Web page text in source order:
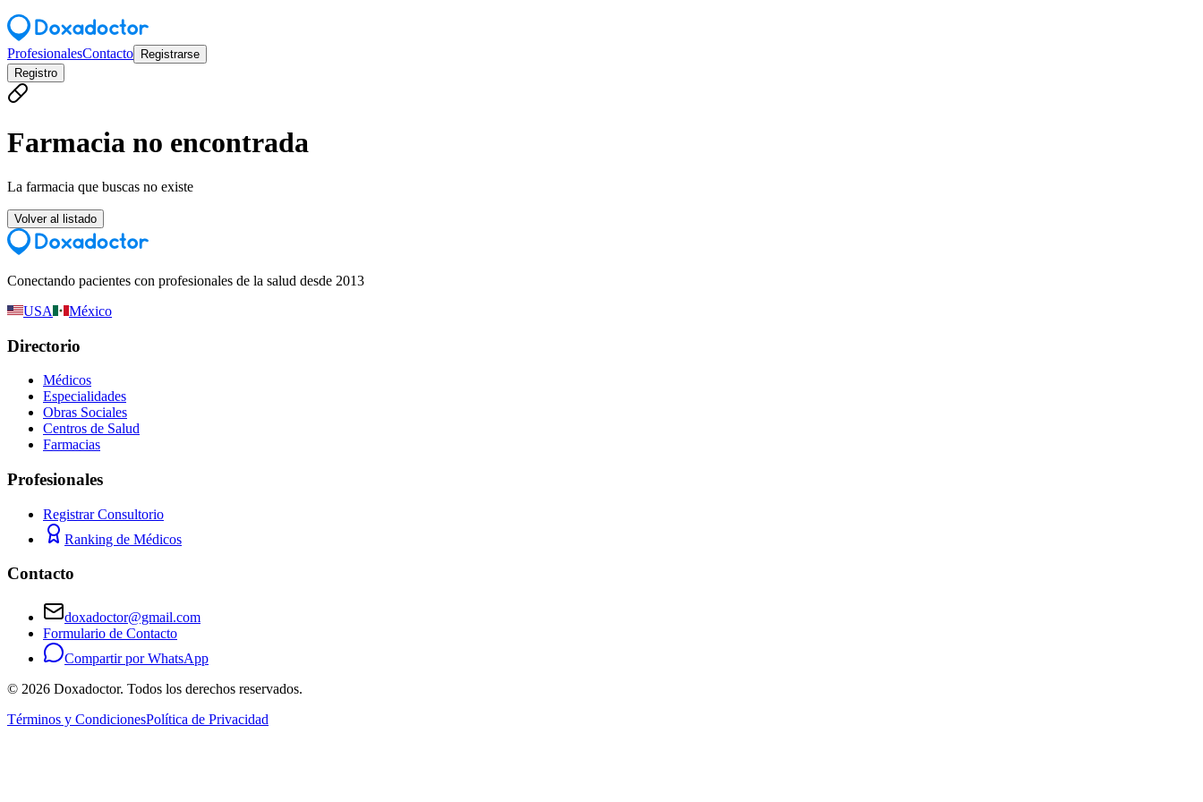
ProfesionalesContacto
Registrarse
Registro
Farmacia no encontrada
La farmacia que buscas no existe
Volver al listado
Conectando pacientes con profesionales de la salud desde 2013
USA
México
Directorio
Médicos
Especialidades
Obras Sociales
Centros de Salud
Farmacias
Profesionales
Registrar Consultorio
Ranking de Médicos
Contacto
doxadoctor@gmail.com
Formulario de Contacto
Compartir por WhatsApp
© 2026 Doxadoctor. Todos los derechos reservados.
Términos y CondicionesPolítica de Privacidad